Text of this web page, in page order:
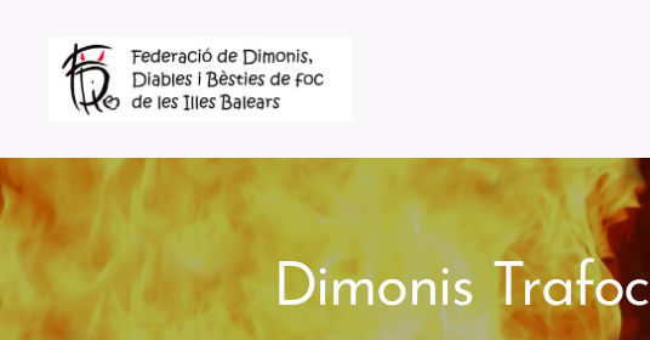
Dimonis Trafoc